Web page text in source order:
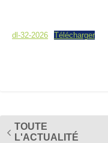
dl-32-2026 Télécharger
TOUTE
L'ACTUALITÉ